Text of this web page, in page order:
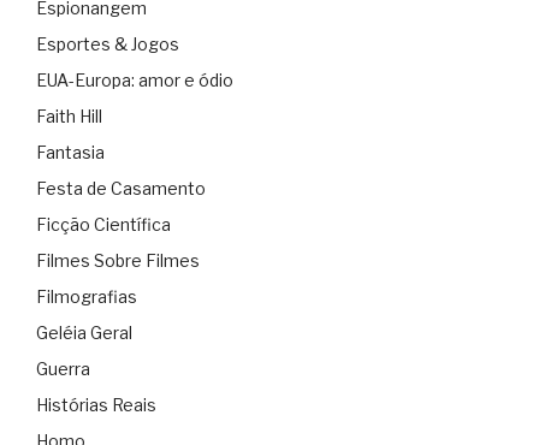
Espionangem
Esportes & Jogos
EUA-Europa: amor e ódio
Faith Hill
Fantasia
Festa de Casamento
Ficção Científica
Filmes Sobre Filmes
Filmografias
Geléia Geral
Guerra
Histórias Reais
Homo